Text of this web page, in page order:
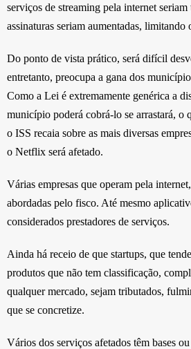
serviços de streaming pela internet seriam
assinaturas seriam aumentadas, limitando
Do ponto de vista prático, será difícil
entretanto, preocupa a gana dos
Como a Lei é extremamente genérica a
município poderá cobrá-lo se arrastará, o
o ISS recaia sobre as mais diversas
o Netflix será afetado.
Várias empresas que operam pela
abordadas pelo fisco. Até mesmo
considerados prestadores de serviços.
Ainda há receio de que startups, que
produtos que não tem classificação,
qualquer mercado, sejam tributados,
que se concretize.
Vários dos serviços afetados têm bases